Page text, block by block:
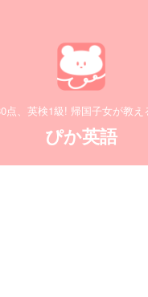
点、英検1級! 帰国子女が教え
ぴか英語